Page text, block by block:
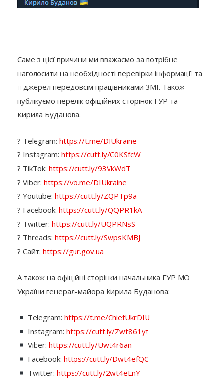
Саме з цієї причини ми вважаємо за потрібне
наголосити на необхідності перевірки інформації та
її джерел передовсім працівниками ЗМІ. Також
публікуємо перелік офіційних сторінок ГУР та
Кирила Буданова.
? Telegram: https://t.me/DIUkraine
? Instagram: https://cutt.ly/C0KSfcW
? TikTok: https://cutt.ly/93VkWdT
? Viber: https://vb.me/DIUkraine
? Youtube: https://cutt.ly/ZQPTp9a
? Facebook: https://cutt.ly/QQPR1kA
? Twitter: https://cutt.ly/UQPRNsS
? Threads: https://cutt.ly/SwpsKMBJ
? Сайт: https://gur.gov.ua
А також на офіційні сторінки начальника ГУР МО
України генерал-майора Кирила Буданова:
Telegram:https://t.me/ChiefUkrDIU
Instagram:https://cutt.ly/Zwt861yt
Viber:https://cutt.ly/Uwt4r6an
Facebook:https://cutt.ly/Dwt4efQC
Twitter:https://cutt.ly/2wt4eLnY